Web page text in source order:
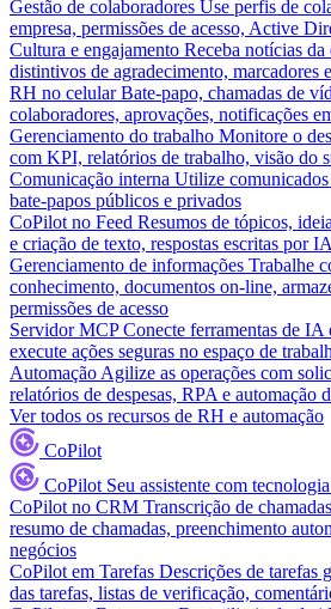
Gestão de colaboradores Use perfis de
empresa, permissões de acesso, Active
Cultura e engajamento Receba notícias da
distintivos de agradecimento, marcadores
RH no celular Bate-papo, chamadas de
colaboradores, aprovações, notificações
Gerenciamento do trabalho Monitore o
com KPI, relatórios de trabalho, visão do
Comunicação interna Utilize comunicados
bate-papos públicos e privados
CoPilot no Feed Resumos de tópicos,
e criação de texto, respostas escritas por
Gerenciamento de informações Trabalhe
conhecimento, documentos on-line,
permissões de acesso
Servidor MCP Conecte ferramentas de
execute ações seguras no espaço de
Automação Agilize as operações com
relatórios de despesas, RPA e automação
Ver todos os recursos de RH e automação
CoPilot
CoPilot Seu assistente com
CoPilot no CRM Transcrição de
resumo de chamadas, preenchimento
negócios
CoPilot em Tarefas Descrições de tarefas
das tarefas, listas de verificação,